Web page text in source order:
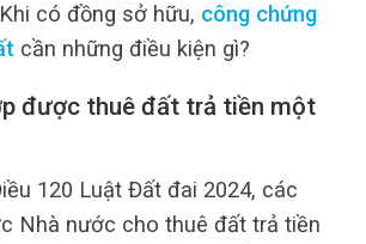
có đồng sở hữu, công chứng
cần những điều kiện gì?
được thuê đất trả tiền một
120 Luật Đất đai 2024, các
Nhà nước cho thuê đất trả tiền